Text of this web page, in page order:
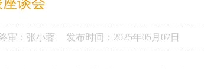
审：张小蓉 发布时间： 2025年05月07日